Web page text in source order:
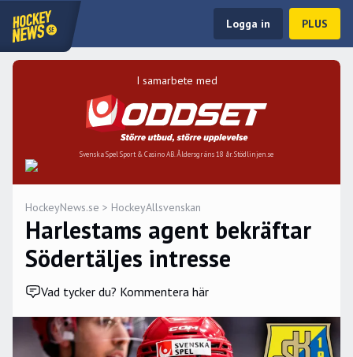
Logga in PLUS
I samarbete med
Svenska Spel Sport & Casino AB. Åldersgräns 18 år. Stödlinjen.se
HockeyNews.se > HockeyAllsvenskan
Harlestams agent bekräftar
Södertäljes intresse
Vad tycker du? Kommentera här